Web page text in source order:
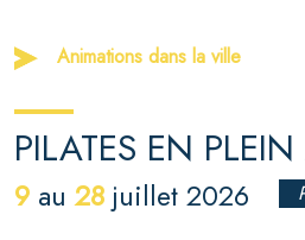
Animations dans la ville
PILATES EN
9 au28 juillet 2026